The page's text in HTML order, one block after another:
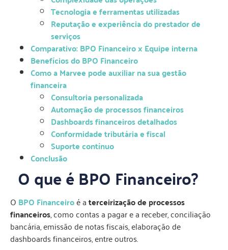
Tecnologia e ferramentas utilizadas
Reputação e experiência do prestador de
serviços
Comparativo: BPO Financeiro x Equipe interna
Benefícios do BPO Financeiro
Como a Marvee pode auxiliar na sua gestão
financeira
Consultoria personalizada
Automação de processos financeiros
Dashboards financeiros detalhados
Conformidade tributária e fiscal
Suporte contínuo
Conclusão
O que é BPO Financeiro?
O BPO Financeiroé aterceirização de processos
financeiros, como contas a pagar e a receber, conciliação
bancária, emissão de notas fiscais, elaboração de
dashboards financeiros, entre outros.